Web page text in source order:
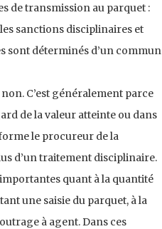
de transmission au parquet :
sanctions disciplinaires et
sont déterminés d’un commun
C’est généralement parce
de la valeur atteinte ou dans
le procureur de la
d’un traitement disciplinaire.
quant à la quantité
une saisie du parquet, à la
à agent. Dans ces